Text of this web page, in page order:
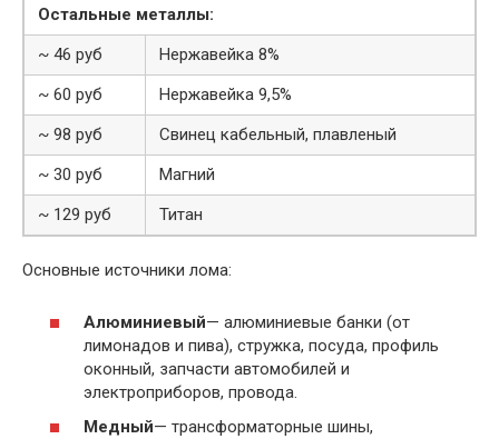
Остальные металлы:
~ 46 руб
Нержавейка 8%
~ 60 руб
Нержавейка 9,5%
~ 98 руб
Свинец кабельный, плавленый
~ 30 руб
Магний
~ 129 руб
Титан
Основные источники лома:
Алюминиевый— алюминиевые банки (от
лимонадов и пива), стружка, посуда, профиль
оконный, запчасти автомобилей и
электроприборов, провода.
Медный— трансформаторные шины,